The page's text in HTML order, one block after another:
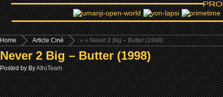
Home »
Article Ciné » Never 2 Big – Butter (1998)
Never 2 Big – Butter (1998)
Posted by ByAfroTeam